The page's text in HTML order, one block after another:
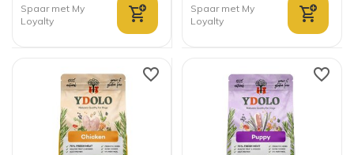
Spaar met My
Loyalty
Spaar met My
Loyalty